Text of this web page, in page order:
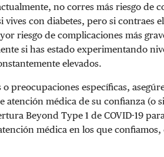
no corres más riesgo de
vives con diabetes, pero si contraes
riesgo de complicaciones más
si has estado experimentando
elevados.
preocupaciones específicas,
atención médica de su confianza (o
Beyond Type 1 de COVID-19
médica en los que confiamos,